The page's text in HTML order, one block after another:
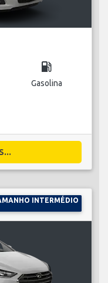
local_gas_station
Gasolina
INTERMÉDIO